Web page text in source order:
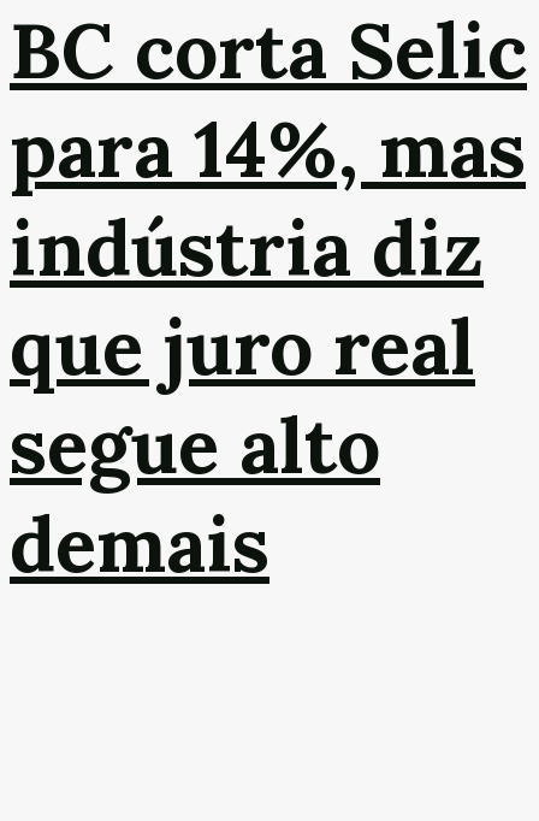
BC corta Selic
para 14%, mas
indústria diz
que juro real
segue alto
demais